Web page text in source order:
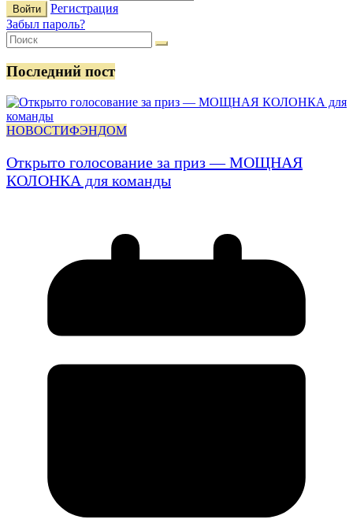
Регистрация
Забыл пароль?
Последний пост
НОВОСТИФЭНДОМ
Открыто голосование за приз — МОЩНАЯ
КОЛОНКА для команды